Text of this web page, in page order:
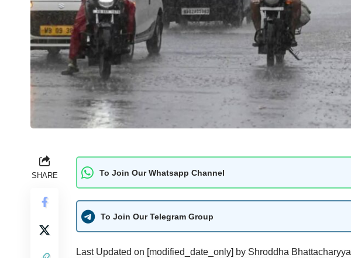
SHARE To Join Our Whatsapp Channel
To Join Our Telegram Group
Last Updated on [modified_date_only] by Shroddha Bhattacharyya